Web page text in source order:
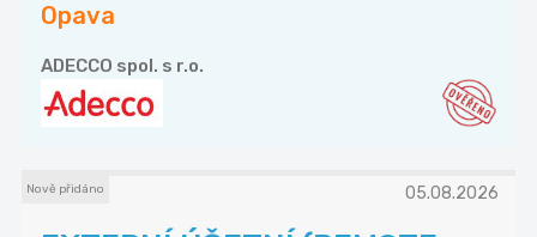
Opava
ADECCO spol. s r.o.
Nově přidáno 05.08.2026